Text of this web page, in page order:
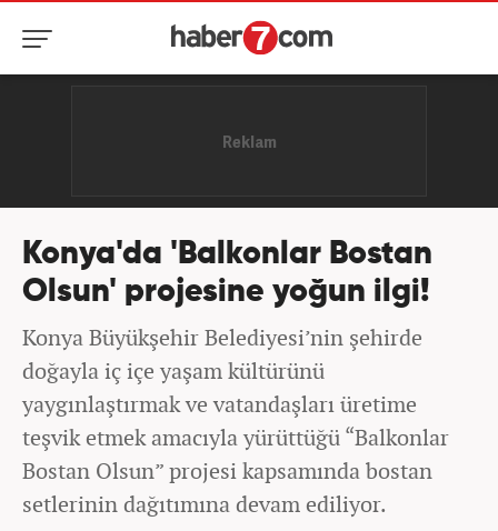
Konya'da 'Balkonlar Bostan
Olsun' projesine yoğun ilgi!
Konya Büyükşehir Belediyesi’nin şehirde
doğayla iç içe yaşam kültürünü
yaygınlaştırmak ve vatandaşları üretime
teşvik etmek amacıyla yürüttüğü “Balkonlar
Bostan Olsun” projesi kapsamında bostan
setlerinin dağıtımına devam ediliyor.